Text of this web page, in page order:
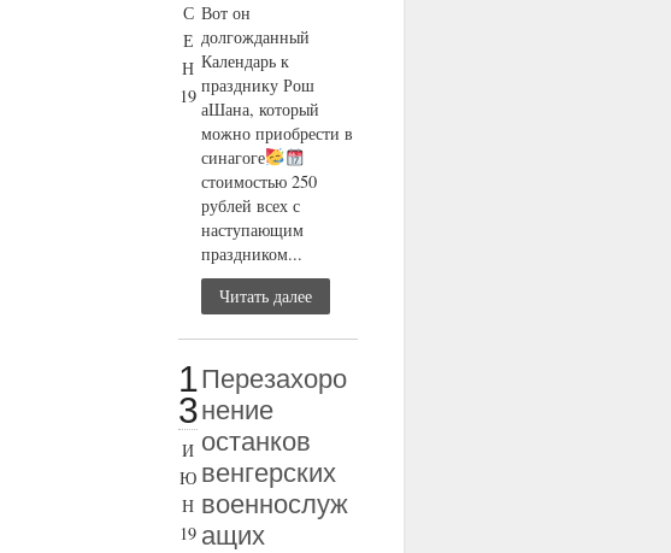
С
Е
Н
19
Вот он
долгожданный
Календарь к
празднику Рош
аШана, который
можно приобрести в
синагоге
стоимостью 250
рублей всех с
наступающим
праздником...
Читать далее
1
3
И
Ю
Н
19
Перезахоро
нение
останков
венгерских
военнослуж
ащих